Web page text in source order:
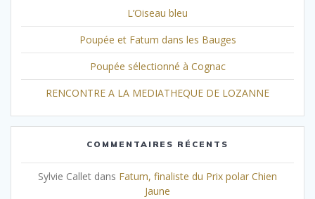
L’Oiseau bleu
Poupée et Fatum dans les Bauges
Poupée sélectionné à Cognac
RENCONTRE A LA MEDIATHEQUE DE LOZANNE
COMMENTAIRES RÉCENTS
Sylvie Callet dans Fatum, finaliste du Prix polar Chien
Jaune